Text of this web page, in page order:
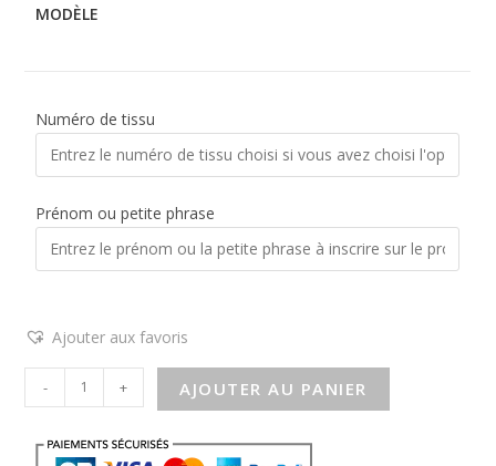
MODÈLE
Numéro de tissu
Prénom ou petite phrase
Ajouter aux favoris
- + AJOUTER AU PANIER